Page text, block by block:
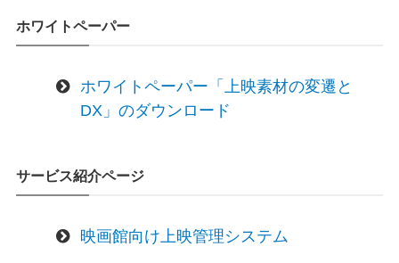
ホワイトペーパー
ホワイトペーパー「上映素材の変遷と
DX」のダウンロード
サービス紹介ページ
映画館向け上映管理システム